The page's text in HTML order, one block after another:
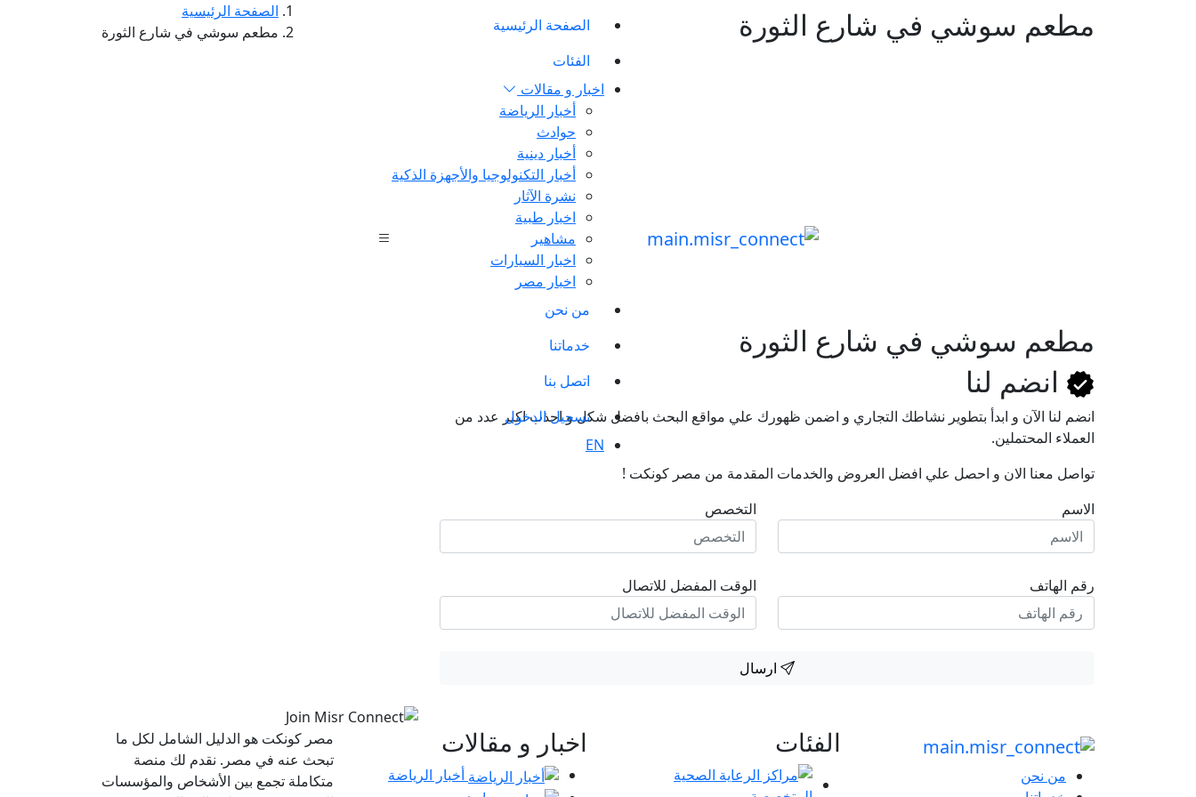
الصفحة الرئيسية
الفئات
اخبار و مقالات
أخبار الرياضة
حوادث
أخبار دينية
أخبار التكنولوجيا والأجهزة الذكية
نشرة الآثار
اخبار طبية
مشاهير
اخبار السيارات
اخبار مصر
من نحن
خدماتنا
اتصل بنا
تسجيل الدخول
EN
مطعم سوشي في شارع الثورة
الصفحة الرئيسية
مطعم سوشي في شارع الثورة
مطعم سوشي في شارع الثورة
انضم لنا
انضم لنا اﻵن و ابدأ بتطوير نشاطك التجاري و اضمن ظهورك علي مواقع البحث بافضل شكل و اجذب اكبر عدد من
العملاء المحتملين.
تواصل معنا الان و احصل علي افضل العروض والخدمات المقدمة من مصر كونكت !
الاسم
رقم الهاتف
التخصص
الوقت المفضل للاتصال
ارسال
من نحن
الفئات اخبار و مقالات
أخبار الرياضة
مصر كونكت هو الدليل الشامل لكل ما
تبحث عنه في مصر. نقدم لك منصة
متكاملة تجمع بين الأشخاص والمؤسسات